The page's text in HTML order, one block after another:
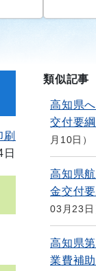
類似記事
高知県
交付要
月10日
高知県
金交付
03月23日
高知県
業費補